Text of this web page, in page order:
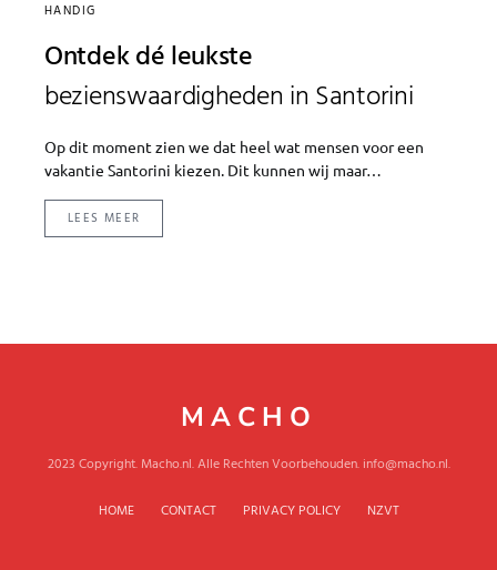
HANDIG
Ontdek dé leukste
bezienswaardigheden in Santorini
Op dit moment zien we dat heel wat mensen voor een
vakantie Santorini kiezen. Dit kunnen wij maar…
LEES MEER
MACHO
2023 Copyright. Macho.nl. Alle Rechten Voorbehouden. info@macho.nl.
HOME CONTACT PRIVACY POLICY NZVT